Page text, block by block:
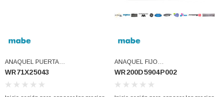
ANAQUEL PUERTA
DESCONTINUADO (WR71X25043)
WR71X25043
ANAQUEL FIJO
(WR200D5904P002)
WR200D5904P002